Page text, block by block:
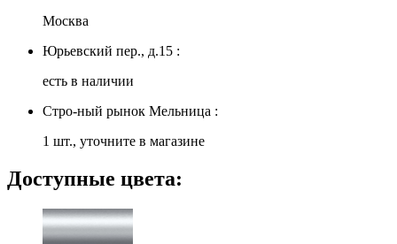
Москва
Юрьевский пер., д.15 :
есть в наличии
Стро-ный рынок Мельница :
1 шт., уточните в магазине
Доступные цвета: